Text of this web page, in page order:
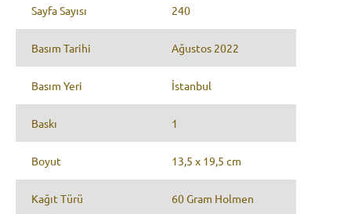
Sayfa Sayısı 240
Basım Tarihi Ağustos 2022
Basım Yeri İstanbul
Baskı 1
Boyut 13,5 x 19,5 cm
Kağıt Türü 60 Gram Holmen